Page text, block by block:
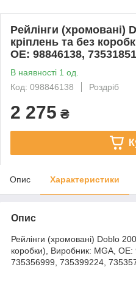
Рейлінги (хромовані)
кріплень та без
OE: 98846138,
В наявності 1 од.
Код: 098846138
Роздріб
2 275 ₴
Опис Характеристики
Опис
Рейлінги (хромовані) Doblo
коробки), Виробник: MGA, OE:
735356999, 735399224,